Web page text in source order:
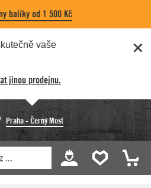
balíky od 1 500 Kč
vaše
jinou prodejnu.
Praha - Černý Most